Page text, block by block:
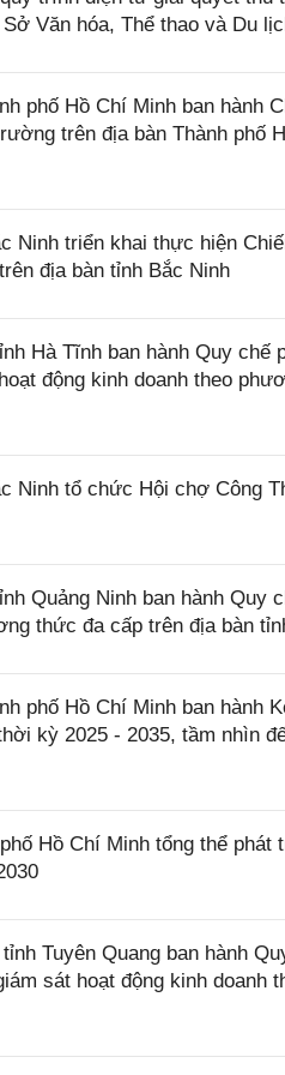
Văn hóa, Thể thao và Du
phố Hồ Chí Minh ban hành
trên địa bàn Thành phố
Ninh triển khai thực hiện
địa bàn tỉnh Bắc Ninh
Hà Tĩnh ban hành Quy chế
động kinh doanh theo
Ninh tổ chức Hội chợ Công
Quảng Ninh ban hành Quy
thức đa cấp trên địa bàn
phố Hồ Chí Minh ban hành
kỳ 2025 - 2035, tầm nhìn
Hồ Chí Minh tổng thể
Tuyên Quang ban hành
sát hoạt động kinh doanh